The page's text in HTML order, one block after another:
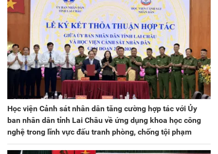
Học viện Cảnh sát nhân dân tăng cường hợp tác với Ủy
ban nhân dân tỉnh Lai Châu về ứng dụng khoa học công
nghệ trong lĩnh vực đấu tranh phòng, chống tội phạm